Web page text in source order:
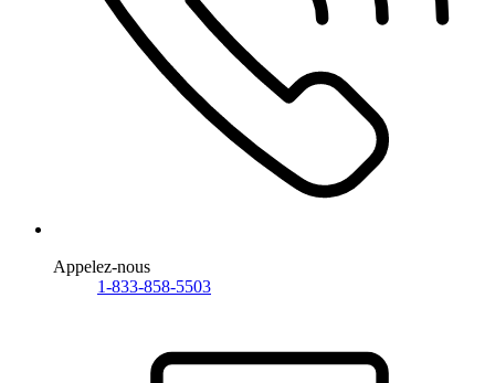
Appelez-nous
1-833-858-5503